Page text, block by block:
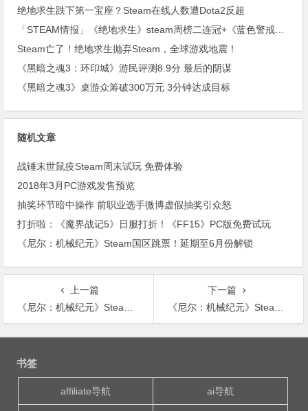
绝地求生跌下第一宝座？Steam在线人数遭Dota2反超
「STEAM情报」《绝地求生》steam周榜二连冠+《蓝色警戒》上架steam
Steam亡了！绝地求生抛弃Steam，全球游戏地震！
《黑暗之魂3：环印城》游民评测8.9分 最后的阴谋
《黑暗之魂3》桌游众筹破300万元 3分钟达成目标
随机文章
战锤末世鼠疫Steam周末试玩 免费体验
2018年3月PC游戏发售预览
抽奖环节暗中操作 前职业选手微博虚假抽奖引众怒
打折啦：《魔界战记5》日服打折！《FF15》PC版免费试玩
《尼尔：机械纪元》Steam国区跳票！延期至6月份解锁
上一篇
《尼尔：机械纪元》Steam版获多半好评
下一篇
《尼尔：机械纪元》Steam国区定价疑曝光：199元
文
书签
affiliate导航 ai导航